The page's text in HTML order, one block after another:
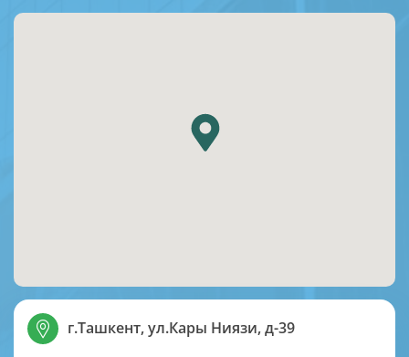
г.Ташкент, ул.Кары Ниязи, д-39